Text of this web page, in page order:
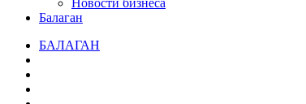
Балаган
БАЛАГАН